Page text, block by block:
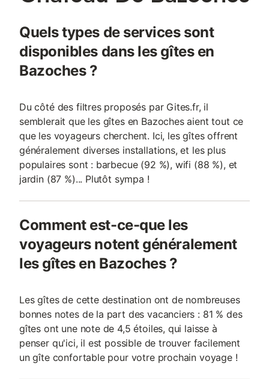
Quels types de services sont
disponibles dans les gîtes en
Bazoches ?
Du côté des filtres proposés par Gites.fr, il
semblerait que les gîtes en Bazoches aient tout ce
que les voyageurs cherchent. Ici, les gîtes offrent
généralement diverses installations, et les plus
populaires sont : barbecue (92 %), wifi (88 %), et
jardin (87 %)... Plutôt sympa !
Comment est-ce-que les
voyageurs notent généralement
les gîtes en Bazoches ?
Les gîtes de cette destination ont de nombreuses
bonnes notes de la part des vacanciers : 81 % des
gîtes ont une note de 4,5 étoiles, qui laisse à
penser qu'ici, il est possible de trouver facilement
un gîte confortable pour votre prochain voyage !